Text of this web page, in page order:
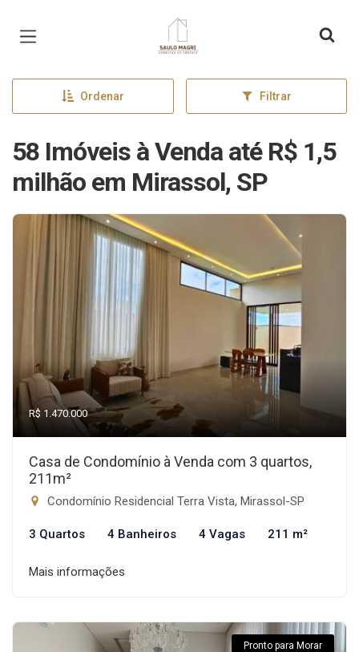
Página inicial
Ordenar Filtrar
58 Imóveis à Venda até R$ 1,5
milhão em Mirassol, SP
R$ 1.470.000
Casa de Condomínio à Venda com 3 quartos,
211m²
Condomínio Residencial Terra Vista, Mirassol-SP
3 Quartos 4 Banheiros 4 Vagas 211 m²
Mais informações
Pronto para Morar